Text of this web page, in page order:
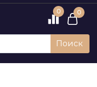
0 0
Поиск